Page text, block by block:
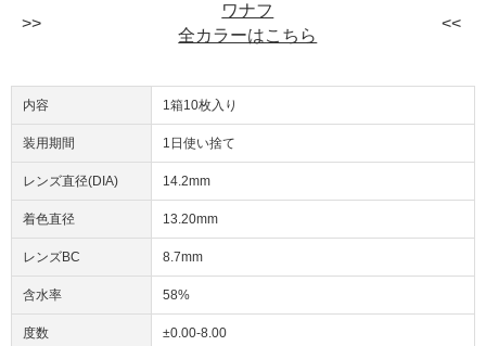
ワナフ
全カラーはこちら
内容 1箱10枚入り
装用期間 1日使い捨て
レンズ直径(DIA) 14.2mm
着色直径 13.20mm
レンズBC 8.7mm
含水率 58%
度数 ±0.00-8.00